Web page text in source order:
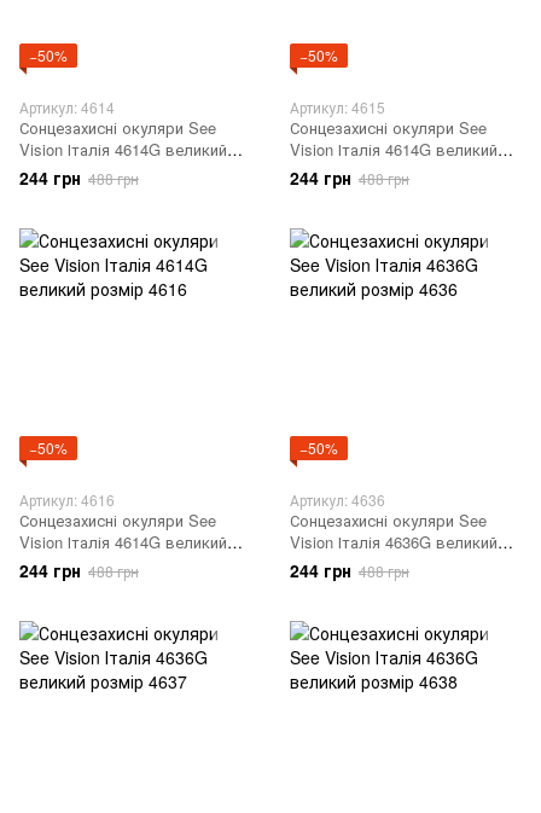
−50%
Артикул: 4614
Сонцезахисні окуляри See
Vision Італія 4614G великий
розмір 4614
244 грн 488 грн
−50%
Артикул: 4615
Сонцезахисні окуляри See
Vision Італія 4614G великий
розмір 4615
244 грн 488 грн
−50%
Артикул: 4616
Сонцезахисні окуляри See
Vision Італія 4614G великий
розмір 4616
244 грн 488 грн
−50%
Артикул: 4636
Сонцезахисні окуляри See
Vision Італія 4636G великий
розмір 4636
244 грн 488 грн